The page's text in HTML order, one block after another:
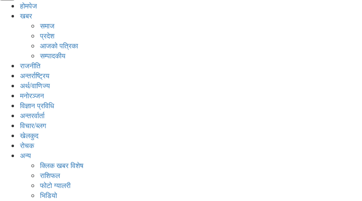
होमपेज
खबर
समाज
प्रदेश
आजको पत्रिका
सम्पादकीय
राजनीति
अन्तर्राष्ट्रिय
अर्थ/वाणिज्य
मनाेरञ्जन
विज्ञान प्रविधि
अन्तरर्वार्ता
विचार/ब्लग
खेलकुद
रोचक
अन्य
क्लिक खबर विशेष
राशिफल
फोटो ग्यालरी
भिडियो